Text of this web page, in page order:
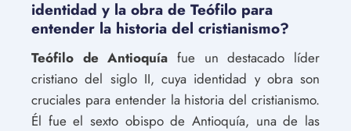
identidad y la obra de Teófilo para
entender la historia del cristianismo?
Teófilo de Antioquía fue un destacado líder
cristiano del siglo II, cuya identidad y obra son
cruciales para entender la historia del cristianismo.
Él fue el sexto obispo de Antioquía, una de las